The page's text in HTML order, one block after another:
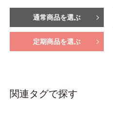
通常商品を選ぶ
定期商品を選ぶ
関連タグで探す